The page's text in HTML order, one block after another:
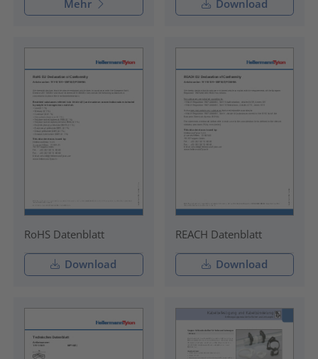
Mehr Download
RoHS Datenblatt
Download
REACH Datenblatt
Download